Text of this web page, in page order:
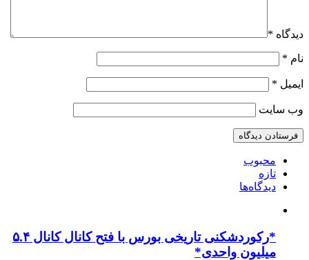
دیدگاه *
نام *
ایمیل *
وب‌ سایت
محبوب
تازه
دیدگاه‌ها
*رکوردشکنی تاریخی بورس با فتح کانال کانال ۵.۴
میلیون واحدی*